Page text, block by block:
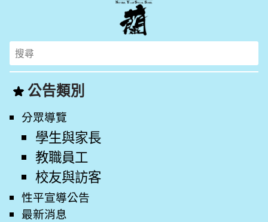
Search
for:
公告類別
分眾導覽
學生與家長
教職員工
校友與訪客
性平宣導公告
最新消息